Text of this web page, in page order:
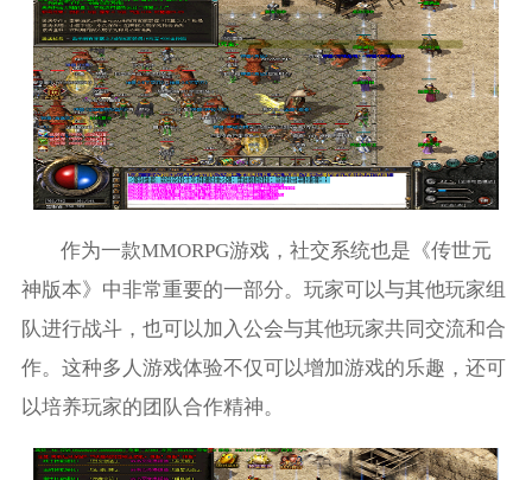
作为一款MMORPG游戏，社交系统也是《传世元
神版本》中非常重要的一部分。玩家可以与其他玩家组
队进行战斗，也可以加入公会与其他玩家共同交流和合
作。这种多人游戏体验不仅可以增加游戏的乐趣，还可
以培养玩家的团队合作精神。